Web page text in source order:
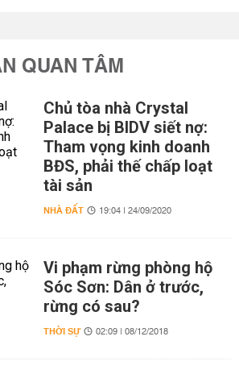
QUAN TÂM
Chủ tòa nhà Crystal
Palace bị BIDV siết nợ:
Tham vọng kinh doanh
BĐS, phải thế chấp loạt
tài sản
NHÀ ĐẤT 19:04 | 24/09/2020
Vi phạm rừng phòng hộ
Sóc Sơn: Dân ở trước,
rừng có sau?
THỜI SỰ 02:09 | 08/12/2018